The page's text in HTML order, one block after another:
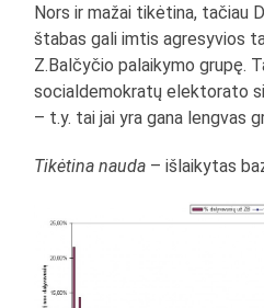
Nors ir mažai tikėtina, tačiau
štabas gali imtis agresyvios
Z.Balčyčio palaikymo grupę.
socialdemokratų elektorato
– t.y. tai jai yra gana lengvas
Tikėtina nauda – išlaikytas